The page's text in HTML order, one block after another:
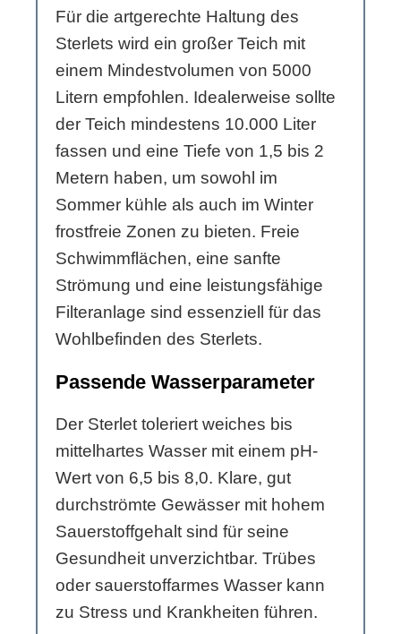
Für die artgerechte Haltung des
Sterlets wird ein großer Teich mit
einem Mindestvolumen von 5000
Litern empfohlen. Idealerweise sollte
der Teich mindestens 10.000 Liter
fassen und eine Tiefe von 1,5 bis 2
Metern haben, um sowohl im
Sommer kühle als auch im Winter
frostfreie Zonen zu bieten. Freie
Schwimmflächen, eine sanfte
Strömung und eine leistungsfähige
Filteranlage sind essenziell für das
Wohlbefinden des Sterlets.
Passende Wasserparameter
Der Sterlet toleriert weiches bis
mittelhartes Wasser mit einem pH-
Wert von 6,5 bis 8,0. Klare, gut
durchströmte Gewässer mit hohem
Sauerstoffgehalt sind für seine
Gesundheit unverzichtbar. Trübes
oder sauerstoffarmes Wasser kann
zu Stress und Krankheiten führen.